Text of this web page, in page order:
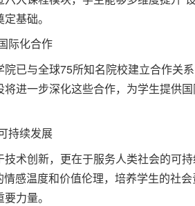
基础。
际化合作
院已与全球75所知名院校建立合作关
进一步深化这些合作，为学生提供
持续发展
术创新，更在于服务人类社会的可
情感温度和价值伦理，培养学生的社
力量。